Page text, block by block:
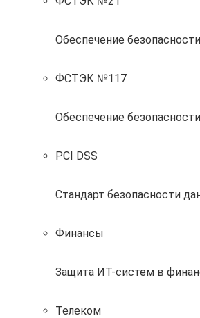
Обеспечение
ФСТЭК №117
Обеспечение
PCI DSS
Стандарт безопасности
Финансы
Защита ИТ-систем в
Телеком